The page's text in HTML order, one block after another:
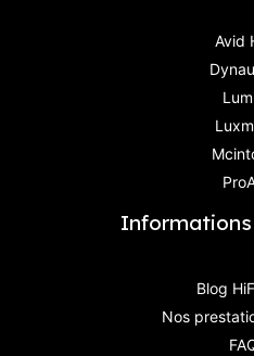
Avid
Blog
Nos